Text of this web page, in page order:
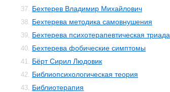
37. Бехтерев Владимир Михайлович
38. Бехтерева методика самовнушения
39. Бехтерева психотерапевтическая триада
40. Бехтерева фобические симптомы
41. Бёрт Сирил Людовик
42. Библиопсихологическая теория
43. Библиотерапия